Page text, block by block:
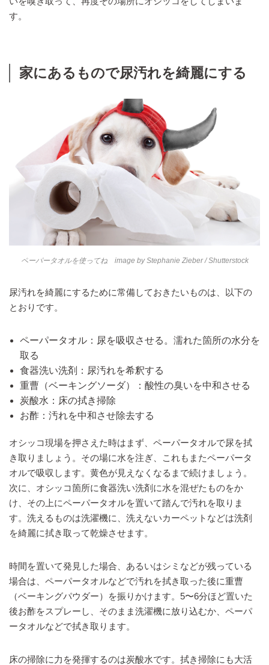
す。
家にあるもので尿汚れを綺麗にする
ペーパータオルを使ってね image byStephanie Zieber/ Shutterstock
尿汚れを綺麗にするために常備しておきたいものは、以下の
とおりです。
ペーパータオル：尿を吸収させる。濡れた箇所の水分を
取る
食器洗い洗剤：尿汚れを希釈する
重曹（ベーキングソーダ）：酸性の臭いを中和させる
炭酸水：床の拭き掃除
お酢：汚れを中和させ除去する
オシッコ現場を押さえた時はまず、ペーパータオルで尿を拭
き取りましょう。その場に水を注ぎ、これもまたペーパータ
オルで吸収します。黄色が見えなくなるまで続けましょう。
次に、オシッコ箇所に食器洗い洗剤に水を混ぜたものをか
け、その上にペーパータオルを置いて踏んで汚れを取りま
す。洗えるものは洗濯機に、洗えないカーペットなどは洗剤
を綺麗に拭き取って乾燥させます。
時間を置いて発見した場合、あるいはシミなどが残っている
場合は、ペーパータオルなどで汚れを拭き取った後に重曹
（ベーキングパウダー）を振りかけます。5〜6分ほど置いた
後お酢をスプレーし、そのまま洗濯機に放り込むか、ペーパ
ータオルなどで拭き取ります。
床の掃除に力を発揮するのは炭酸水です。拭き掃除にも大活